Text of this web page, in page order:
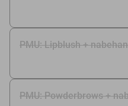
PMU: Lipblush +
PMU: Powderbrows +